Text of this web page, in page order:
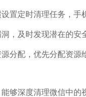
置定时清理任务，手
，及时发现潜在的安
分配，优先分配资源
够深度清理微信中的